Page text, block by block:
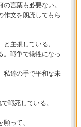
言葉も必要ない。
作文を朗読してもら
主張している。
。戦争で犠牲になっ
私達の手で平和な未
戦死している。
って、